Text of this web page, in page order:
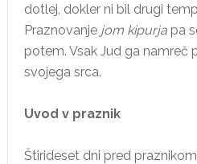
dotlej, dokler ni bil drugi
Praznovanje jom kipurjapa
potem. Vsak Jud ga namreč
svojega srca.
Uvod v praznik
Štirideset dni pred